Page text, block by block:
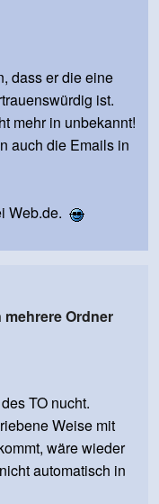
dass er die eine
ist.
mehr in unbekannt!
auch die Emails in
Web.de.
mehrere Ordner
TO nucht.
Weise mit
wäre wieder
automatisch in